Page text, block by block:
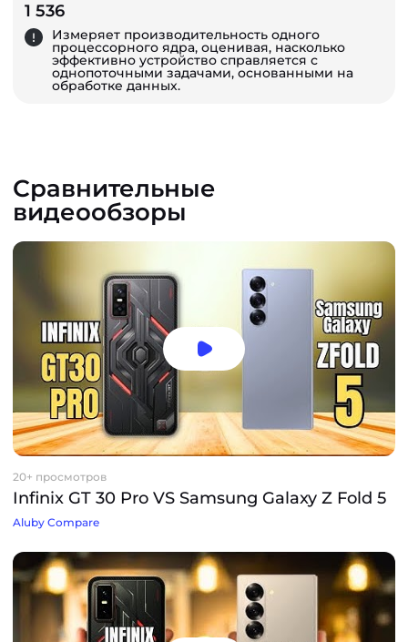
1 536
Измеряет производительность одного
процессорного ядра, оценивая, насколько
эффективно устройство справляется с
однопоточными задачами, основанными на
обработке данных.
Сравнительные
видеообзоры
20+ просмотров
Infinix GT 30 Pro VS Samsung Galaxy Z Fold 5
Aluby Compare